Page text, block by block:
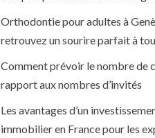
Orthodontie pour adultes à
retrouvez un sourire parfait à
Comment prévoir le nombre de
rapport aux nombres d’invités
Les avantages d’un
immobilier en France pour les